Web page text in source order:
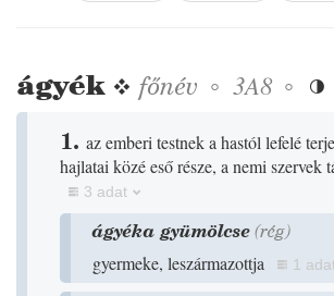
ágyék❖ főnév ◦ 3A8 ◦ 
1. az emberi testnek a hastól lefelé
hajlatai közé eső része, a nemi szervek
3 adat
ágyéka gyümölcse(rég)
gyermeke, leszármazottja 1 adat